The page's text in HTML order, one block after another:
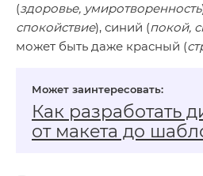
(здоровье, умиротворенность
спокойствие), синий (покой,
может быть даже красный (
Как разработать
от макета до